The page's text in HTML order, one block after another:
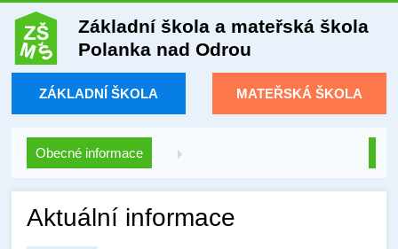
Základní škola a mateřská škola
Polanka nad Odrou
ZÁKLADNÍ ŠKOLA MATEŘSKÁ ŠKOLA
Obecné informace
Aktuální informace